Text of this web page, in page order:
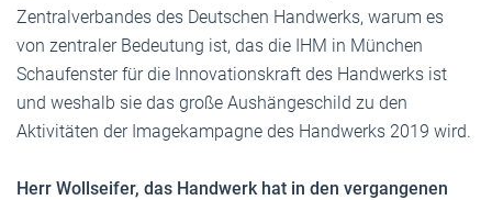
Zentralverbandes des Deutschen Handwerks, warum es
von zentraler Bedeutung ist, das die IHM in München
Schaufenster für die Innovationskraft des Handwerks ist
und weshalb sie das große Aushängeschild zu den
Aktivitäten der Imagekampagne des Handwerks 2019 wird.
Herr Wollseifer, das Handwerk hat in den vergangenen